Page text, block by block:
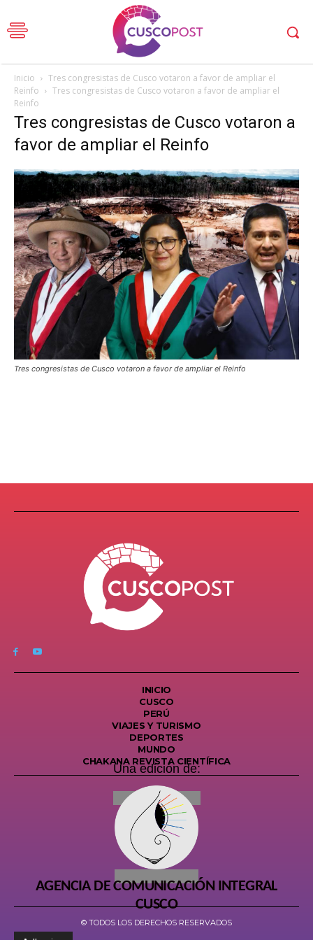
Inicio
Tres congresistas de Cusco votaron a favor de ampliar el
Reinfo
Tres congresistas de Cusco votaron a favor de ampliar el
Reinfo
Tres congresistas de Cusco votaron a
favor de ampliar el Reinfo
Tres congresistas de Cusco votaron a favor de ampliar el Reinfo
INICIO
CUSCO
PERÚ
VIAJES Y TURISMO
DEPORTES
MUNDO
CHAKANA REVISTA CIENTÍFICA
Una edición de:
AGENCIA DE COMUNICACIÓN INTEGRAL
CUSCO
© TODOS LOS DERECHOS RESERVADOS